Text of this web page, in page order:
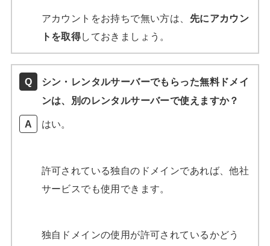
アカウントをお持ちで無い方は、 先にアカウン
トを取得しておきましょう。
シン・レンタルサーバーでもらった無料ドメイ
ンは、別のレンタルサーバーで使えますか？
はい。
許可されている独自のドメインであれば、他社
サービスでも使用できます。
独自ドメインの使用が許可されているかどう